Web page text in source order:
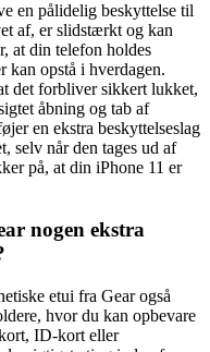
en pålidelig beskyttelse til
af, er slidstærkt og kan
at din telefon holdes
kan opstå i hverdagen.
det forbliver sikkert lukket,
åbning og tab af
en ekstra beskyttelseslag
selv når den tages ud af
på, at din iPhone 11 er
nogen ekstra
etui fra Gear også
hvor du kan opbevare
ID-kort eller